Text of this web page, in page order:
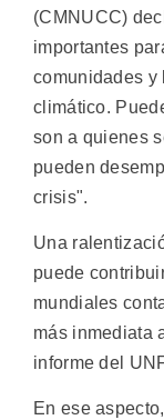
(CMNUCC)
importantes
comunidades y
climático.
son a quienes
pueden
crisis".
Una
puede
mundiales
más inmediata
informe del
En ese